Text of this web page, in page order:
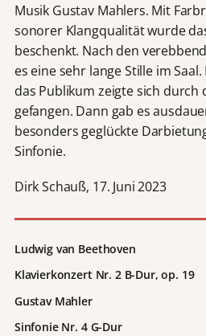
Musik Gustav Mahlers. Mit
sonorer Klangqualität wurde
beschenkt. Nach den
es eine sehr lange Stille im
das Publikum zeigte sich durch
gefangen. Dann gab es
besonders geglückte
Sinfonie.
Dirk Schauß, 17. Juni 2023
Ludwig van Beethoven
Klavierkonzert Nr. 2 B-Dur, op. 19
Gustav Mahler
Sinfonie Nr. 4 G-Dur